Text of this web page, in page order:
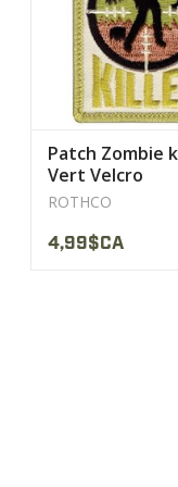
Patch Zombie
Vert Velcro
ROTHCO
4,99$CA